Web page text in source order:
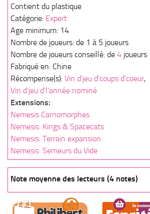
Contient du plastique
Catégorie: Expert
Age minimum: 14
Nombre de joueurs: de 1 à 5 joueurs
Nombre de joueurs conseillé: de 4 joueurs
Fabriqué en: Chine
Récompense(s): Vin d'jeu d'coups d'coeur,
Vin d'jeu d'l'année nominé
Extensions:
Nemesis Carnomorphes
Nemesis: Kings & Spacecats
Nemesis: Terrain expansion
Nemesis: Semeurs du Vide
Note moyenne des lecteurs (4 notes)